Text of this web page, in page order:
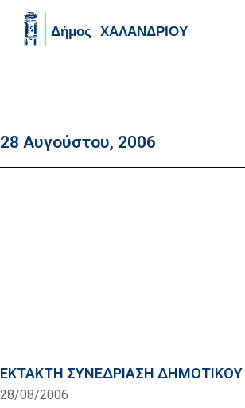
28 Αυγούστου, 2006
ΕΚΤΑΚΤΗ ΣΥΝΕΔΡΙΑΣΗ
28/08/2006